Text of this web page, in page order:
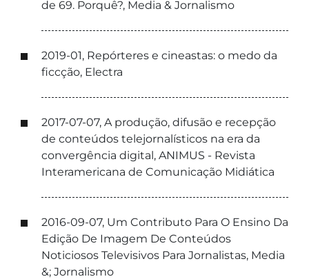
de 69. Porquê?, Media & Jornalismo
2019-01, Repórteres e cineastas: o medo da
ficcção, Electra
2017-07-07, A produção, difusão e recepção
de conteúdos telejornalísticos na era da
convergência digital, ANIMUS - Revista
Interamericana de Comunicação Midiática
2016-09-07, Um Contributo Para O Ensino Da
Edição De Imagem De Conteúdos
Noticiosos Televisivos Para Jornalistas, Media
&; Jornalismo